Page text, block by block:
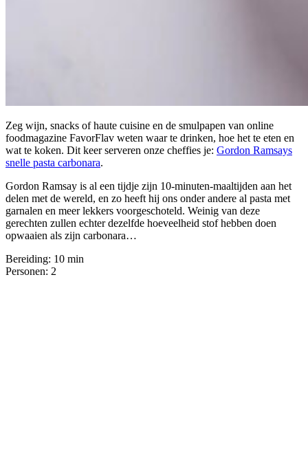
Zeg wijn, snacks of haute cuisine en de smulpapen van online
foodmagazine FavorFlav weten waar te drinken, hoe het te eten en
wat te koken. Dit keer serveren onze cheffies je: Gordon Ramsays
snelle pasta carbonara.
Gordon Ramsay is al een tijdje zijn 10-minuten-maaltijden aan het
delen met de wereld, en zo heeft hij ons onder andere al pasta met
garnalen en meer lekkers voorgeschoteld. Weinig van deze
gerechten zullen echter dezelfde hoeveelheid stof hebben doen
opwaaien als zijn carbonara…
Bereiding: 10 min
Personen: 2